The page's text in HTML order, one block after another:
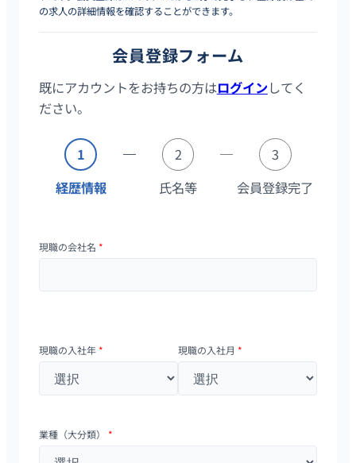
の求人の詳細情報を確認することができます。
会員登録フォーム
既にアカウントをお持ちの方はログインしてく
ださい。
1
経歴情報
2
氏名等
3
会員登録完了
現職の会社名 *
現職の入社年 * 現職の入社月 *
業種（大分類） *